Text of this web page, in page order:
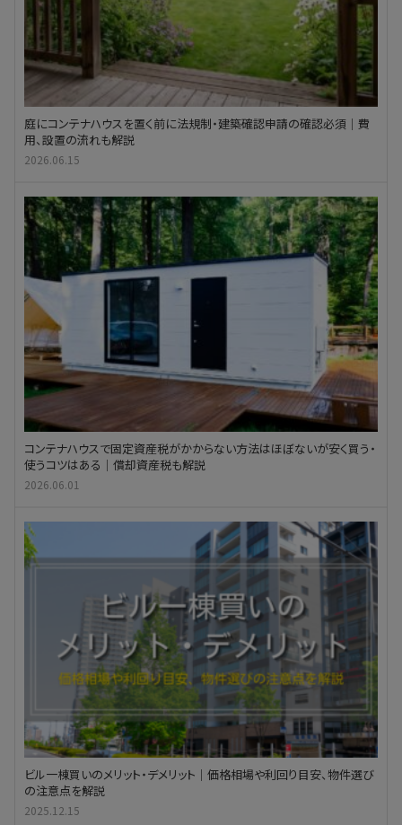
庭にコンテナハウスを置く前に法規制・建築確認申請の確認必須｜費
用、設置の流れも解説
2026.06.15
コンテナハウスで固定資産税がかからない方法はほぼないが安く買う・
使うコツはある｜償却資産税も解説
2026.06.01
ビル一棟買いのメリット・デメリット｜価格相場や利回り目安、物件選び
の注意点を解説
2025.12.15